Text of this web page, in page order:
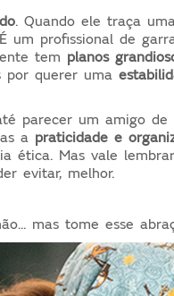
.Quando ele traça
um profissional de
tem planos
por querer uma
parecer um amigo de
a praticidade e
ética. Mas vale
evitar, melhor.
mas tome esse